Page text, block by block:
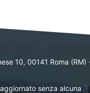
10, 00141 Roma (RM)
senza alcuna